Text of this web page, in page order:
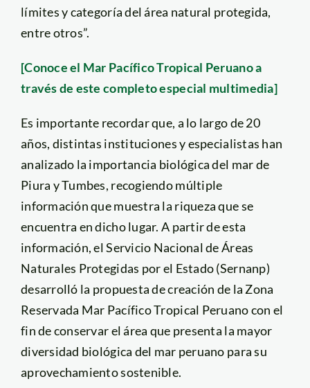
límites y categoría del área natural protegida,
entre otros”.
[Conoce el Mar Pacífico Tropical Peruano a
través de este completo especial multimedia]
Es importante recordar que, a lo largo de 20
años, distintas instituciones y especialistas han
analizado la importancia biológica del mar de
Piura y Tumbes, recogiendo múltiple
información que muestra la riqueza que se
encuentra en dicho lugar. A partir de esta
información, el Servicio Nacional de Áreas
Naturales Protegidas por el Estado (Sernanp)
desarrolló la propuesta de creación de la Zona
Reservada Mar Pacífico Tropical Peruano con el
fin de conservar el área que presenta la mayor
diversidad biológica del mar peruano para su
aprovechamiento sostenible.